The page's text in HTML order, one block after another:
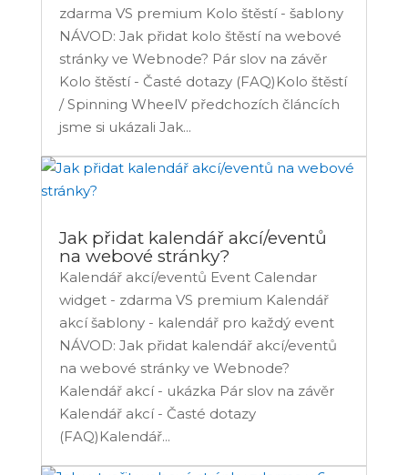
zdarma VS premium Kolo štěstí - šablony
NÁVOD: Jak přidat kolo štěstí na webové
stránky ve Webnode? Pár slov na závěr
Kolo štěstí - Časté dotazy (FAQ)Kolo štěstí
/ Spinning WheelV předchozích článcích
jsme si ukázali Jak...
Jak přidat kalendář akcí/eventů
na webové stránky?
Kalendář akcí/eventů Event Calendar
widget - zdarma VS premium Kalendář
akcí šablony - kalendář pro každý event
NÁVOD: Jak přidat kalendář akcí/eventů
na webové stránky ve Webnode?
Kalendář akcí - ukázka Pár slov na závěr
Kalendář akcí - Časté dotazy
(FAQ)Kalendář...